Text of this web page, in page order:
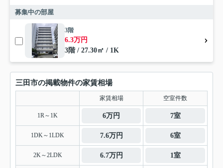
募集中の部屋
3階
6.3万円
3階 / 27.30㎡ / 1K
三田市の掲載物件の家賃相場
家賃相場 空室件数
1R～1K 6万円 7室
1DK～1LDK 7.6万円 6室
2K～2LDK 6.7万円 1室